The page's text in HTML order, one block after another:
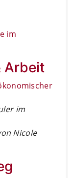
im
Arbeit
im
Nicole